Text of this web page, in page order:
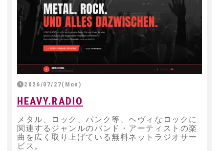
2026/07/27(Mon)
HEAVY.RADIO
メタル、ロック、パンク等、ヘヴィなロックに
関連するジャンルのバンド・アーティストの楽
曲を広く取り上げている無料ネットラジオサー
ビス。